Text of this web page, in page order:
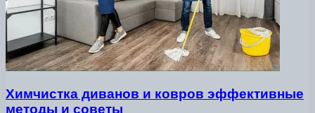
Химчистка диванов и ковров эффективные
методы и советы